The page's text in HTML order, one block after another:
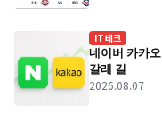
IT테크
네이버 카카
갈래 길
2026.08.07